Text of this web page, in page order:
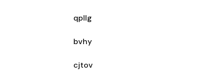
qpllg
bvhy
cjtov